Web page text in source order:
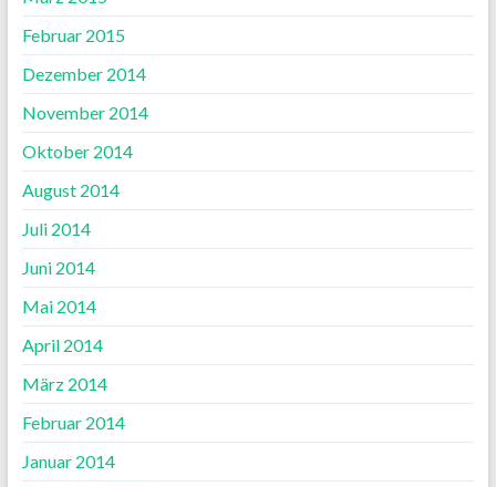
Februar 2015
Dezember 2014
November 2014
Oktober 2014
August 2014
Juli 2014
Juni 2014
Mai 2014
April 2014
März 2014
Februar 2014
Januar 2014